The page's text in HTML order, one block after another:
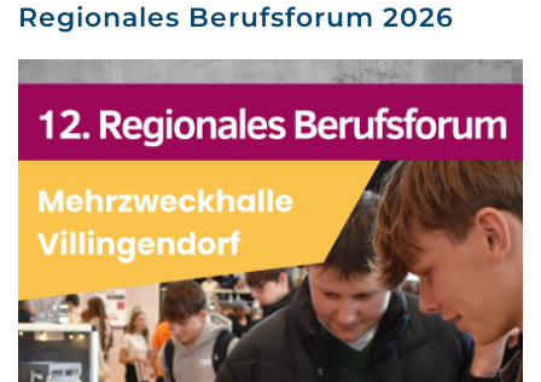
Regionales Berufsforum 2026